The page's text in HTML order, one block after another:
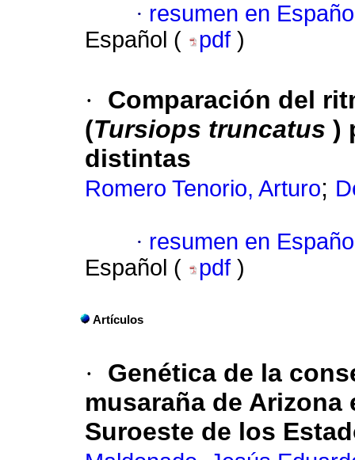
· resumen en
Español (
pdf )
·
Comparación del
(Tursiops truncatus )
distintas
Romero Tenorio, Arturo;
· resumen en
Español (
pdf )
Artículos
·
Genética de la
musaraña de
Suroeste de los